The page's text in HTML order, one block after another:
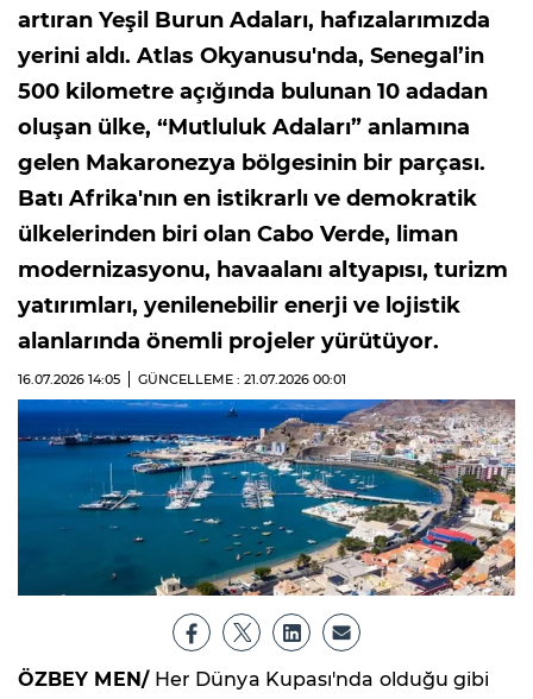
artıran Yeşil Burun Adaları, hafızalarımızda
yerini aldı. Atlas Okyanusu'nda, Senegal’in
500 kilometre açığında bulunan 10 adadan
oluşan ülke, “Mutluluk Adaları” anlamına
gelen Makaronezya bölgesinin bir parçası.
Batı Afrika'nın en istikrarlı ve demokratik
ülkelerinden biri olan Cabo Verde, liman
modernizasyonu, havaalanı altyapısı, turizm
yatırımları, yenilenebilir enerji ve lojistik
alanlarında önemli projeler yürütüyor.
16.07.2026 14:05 GÜNCELLEME : 21.07.2026 00:01
ÖZBEY MEN/ Her Dünya Kupası'nda olduğu gibi